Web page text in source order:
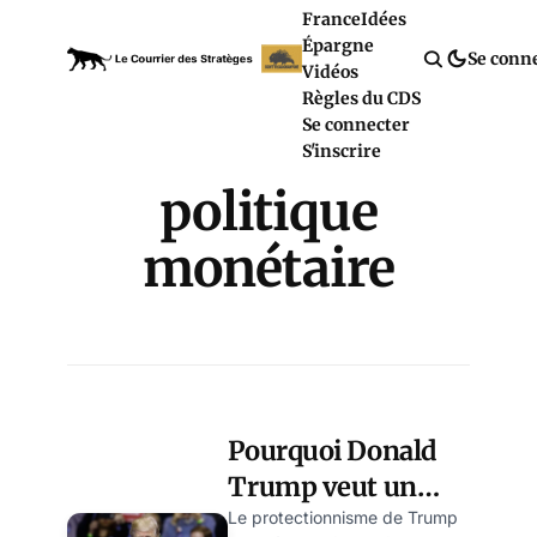
FranceIdées
Épargne
Vidéos
Règles du CDS
Se connecter
S'inscrire
Se
politique
monétaire
Pourquoi Donald
Trump veut un
accord
Le protectionnisme de Trump